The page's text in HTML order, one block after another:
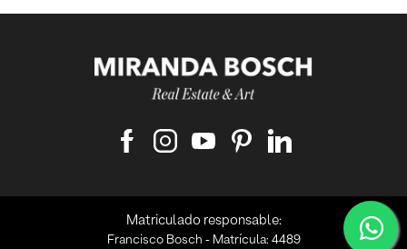
Matriculado responsable:
Francisco Bosch ‑ Matrícula: 4489